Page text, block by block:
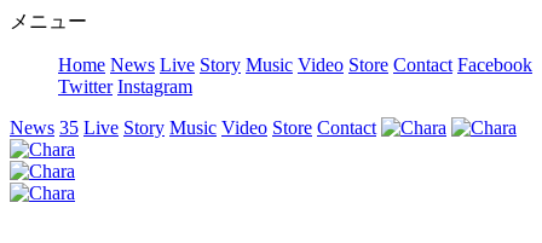
メニュー
Home News Live Story Music Video Store Contact Facebook
Twitter Instagram
News 35 Live Story Music Video Store Contact